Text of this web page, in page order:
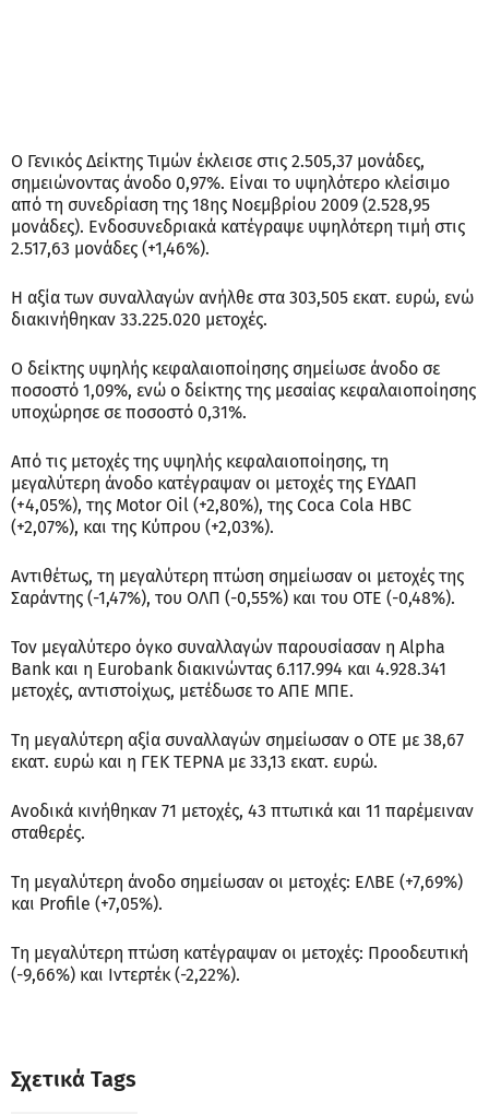
O Γενικός Δείκτης Τιμών έκλεισε στις 2.505,37 μονάδες,
σημειώνοντας άνοδο 0,97%. Είναι το υψηλότερο κλείσιμο
από τη συνεδρίαση της 18ης Νοεμβρίου 2009 (2.528,95
μονάδες). Ενδοσυνεδριακά κατέγραψε υψηλότερη τιμή στις
2.517,63 μονάδες (+1,46%).
Η αξία των συναλλαγών ανήλθε στα 303,505 εκατ. ευρώ, ενώ
διακινήθηκαν 33.225.020 μετοχές.
Ο δείκτης υψηλής κεφαλαιοποίησης σημείωσε άνοδο σε
ποσοστό 1,09%, ενώ ο δείκτης της μεσαίας κεφαλαιοποίησης
υποχώρησε σε ποσοστό 0,31%.
Από τις μετοχές της υψηλής κεφαλαιοποίησης, τη
μεγαλύτερη άνοδο κατέγραψαν οι μετοχές της ΕΥΔΑΠ
(+4,05%), της Motor Oil (+2,80%), της Coca Cola HBC
(+2,07%), και της Κύπρου (+2,03%).
Αντιθέτως, τη μεγαλύτερη πτώση σημείωσαν οι μετοχές της
Σαράντης (-1,47%), του ΟΛΠ (-0,55%) και του ΟΤΕ (-0,48%).
Τον μεγαλύτερο όγκο συναλλαγών παρουσίασαν η Alpha
Bank και η Eurobank διακινώντας 6.117.994 και 4.928.341
μετοχές, αντιστοίχως, μετέδωσε το ΑΠΕ ΜΠΕ.
Τη μεγαλύτερη αξία συναλλαγών σημείωσαν ο ΟΤΕ με 38,67
εκατ. ευρώ και η ΓΕΚ ΤΕΡΝΑ με 33,13 εκατ. ευρώ.
Ανοδικά κινήθηκαν 71 μετοχές, 43 πτωτικά και 11 παρέμειναν
σταθερές.
Τη μεγαλύτερη άνοδο σημείωσαν οι μετοχές: ΕΛΒΕ (+7,69%)
και Profile (+7,05%).
Τη μεγαλύτερη πτώση κατέγραψαν οι μετοχές: Προοδευτική
(-9,66%) και Ιντερτέκ (-2,22%).
Σχετικά Tags